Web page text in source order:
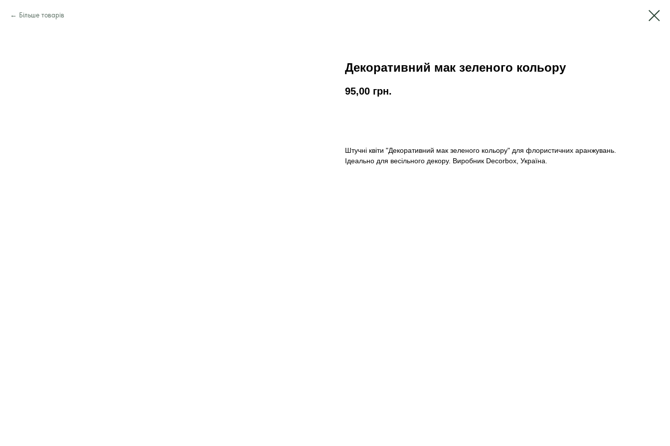
Більше товарів
Декоративний мак зеленого кольору
95,00 грн.
Штучні квіти "Декоративний мак зеленого кольору" для флористичних аранжувань.
Ідеально для весільного декору. Виробник Decorbox, Україна.